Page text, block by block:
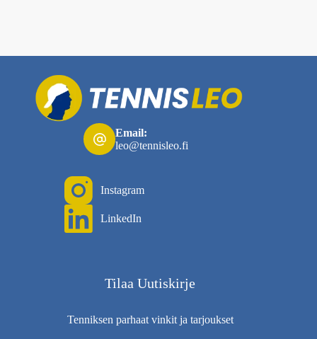
Email:
leo@tennisleo.fi
Instagram
LinkedIn
Tilaa Uutiskirje
Tenniksen parhaat vinkit ja tarjoukset